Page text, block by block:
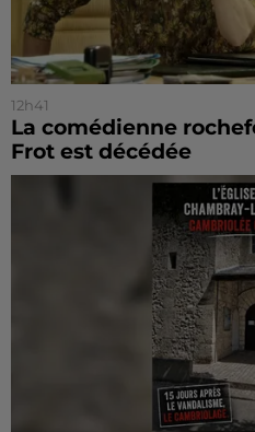
12h41
La comédienne
Frot est décédée